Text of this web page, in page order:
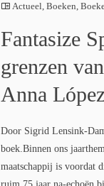
Actueel ,Boeken ,
Fantasize
grenzen
Anna
Door Sigrid Lensink-
boek.Binnen ons
maatschappij is voordat